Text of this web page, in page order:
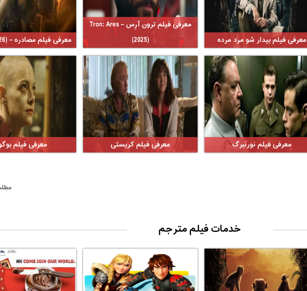
معرفی فیلم بیدار شو مرد مرده
معرفی فیلم ترون آرِس – Tron: Ares
(2025)
معرفی فیلم مصادره – The Rip (2026)
معرفی فیلم نورنبرگ معرفی فیلم کریستی معرفی فیلم
خدمات فیلم مترجم